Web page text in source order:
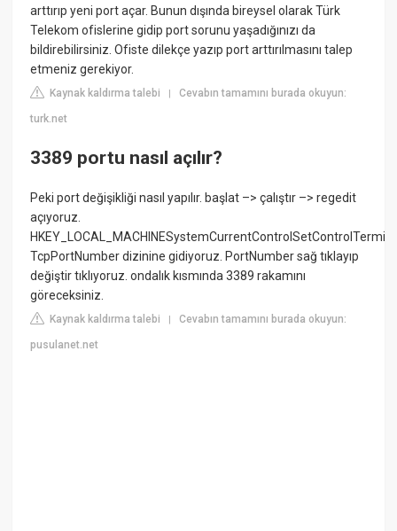
arttırıp yeni port açar. Bunun dışında bireysel olarak Türk
Telekom ofislerine gidip port sorunu yaşadığınızı da
bildirebilirsiniz. Ofiste dilekçe yazıp port arttırılmasını talep
etmeniz gerekiyor.
Kaynak kaldırma talebi |Cevabın tamamını burada okuyun:
turk.net
3389 portu nasıl açılır?
Peki port değişikliği nasıl yapılır. başlat –> çalıştır –> regedit
açıyoruz.
TcpPortNumber dizinine gidiyoruz. PortNumber sağ tıklayıp
değiştir tıklıyoruz. ondalık kısmında 3389 rakamını
göreceksiniz.
Kaynak kaldırma talebi |Cevabın tamamını burada okuyun:
pusulanet.net